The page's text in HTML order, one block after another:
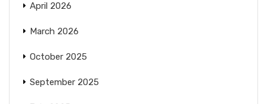
April 2026
March 2026
October 2025
September 2025